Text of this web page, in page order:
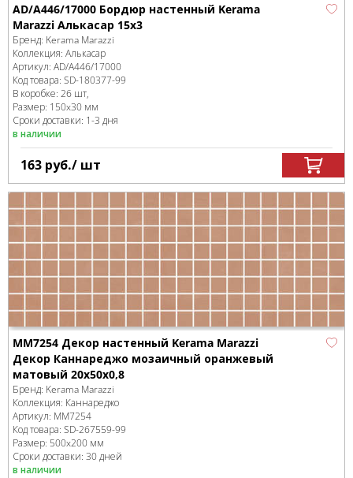
AD/A446/17000 Бордюр настенный Kerama
Marazzi Алькасар 15x3
Бренд: Kerama Marazzi
Коллекция: Алькасар
Артикул: AD/A446/17000
Код товара: SD-180377-99
В коробке: 26 шт,
Размер: 150x30 мм
Сроки доставки: 1-3 дня
в наличии
163 руб./ шт
MM7254 Декор настенный Kerama Marazzi
Декор Каннареджо мозаичный оранжевый
матовый 20x50x0,8
Бренд: Kerama Marazzi
Коллекция: Каннареджо
Артикул: MM7254
Код товара: SD-267559-99
Размер: 500x200 мм
Сроки доставки: 30 дней
в наличии